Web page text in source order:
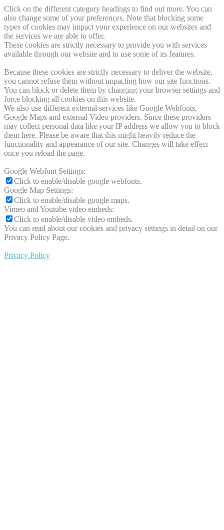
Click on the different category headings to find out more. You can
also change some of your preferences. Note that blocking some
types of cookies may impact your experience on our websites and
the services we are able to offer.
These cookies are strictly necessary to provide you with services
available through our website and to use some of its features.
Because these cookies are strictly necessary to deliver the website,
you cannot refuse them without impacting how our site functions.
You can block or delete them by changing your browser settings and
force blocking all cookies on this website.
We also use different external services like Google Webfonts,
Google Maps and external Video providers. Since these providers
may collect personal data like your IP address we allow you to block
them here. Please be aware that this might heavily reduce the
functionality and appearance of our site. Changes will take effect
once you reload the page.
Google Webfont Settings:
Click to enable/disable google webfonts.
Google Map Settings:
Click to enable/disable google maps.
Vimeo and Youtube video embeds:
Click to enable/disable video embeds.
You can read about our cookies and privacy settings in detail on our
Privacy Policy Page.
Privacy Policy